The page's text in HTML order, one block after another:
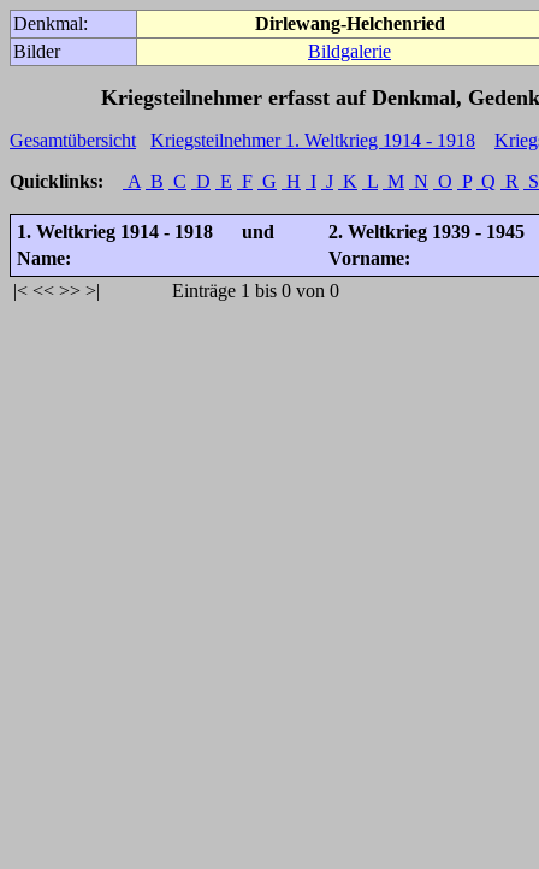
Denkmal:
Dirlewang-Helchenried
Bilder
Bildgalerie
Kriegsteilnehmer erfasst auf Denkmal,
Gesamtübersicht Kriegsteilnehmer 1. Weltkrieg 1914 - 1918
Quicklinks:
A B C D E F G H I J K L M N O P Q R S
1. Weltkrieg 1914 - 1918 und
2. Weltkrieg 1939 - 1945
Name:
Vorname:
|< << >> >| Einträge 1 bis 0 von 0